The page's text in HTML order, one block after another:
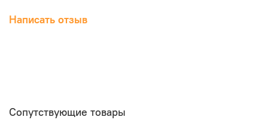
Написать отзыв
Сопутствующие товары